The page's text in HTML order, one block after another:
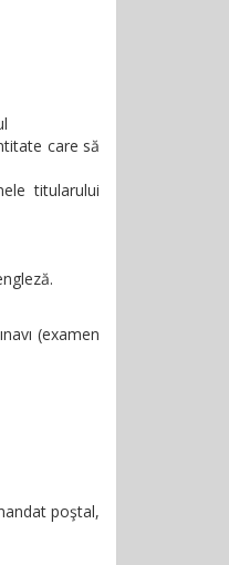
care să
titularului
(examen
poştal,